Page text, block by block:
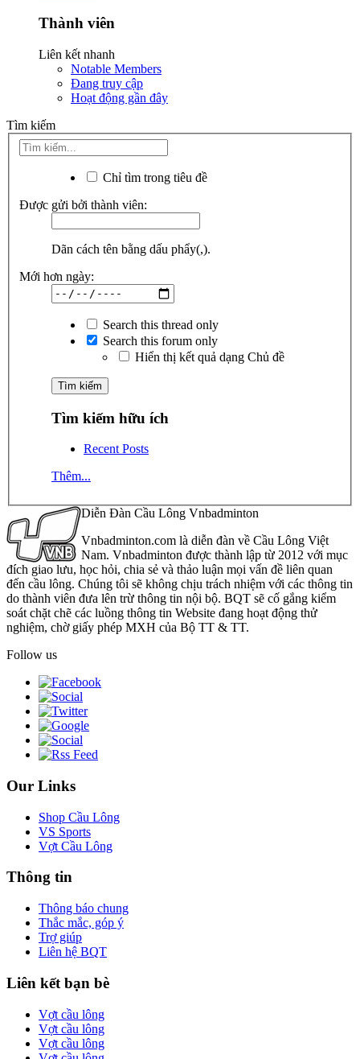
Thành viên
Liên kết nhanh
Notable Members
Đang truy cập
Hoạt động gần đây
Tìm kiếm
Chỉ tìm trong tiêu đề
Được gửi bởi thành viên:
Dãn cách tên bằng dấu phẩy(,).
Mới hơn ngày:
Search this thread only
Search this forum only
Hiển thị kết quả dạng Chủ đề
Tìm kiếm hữu ích
Recent Posts
Thêm...
Diễn Đàn Cầu Lông Vnbadminton
Vnbadminton.com là diễn đàn về Cầu Lông Việt
Nam. Vnbadminton được thành lập từ 2012 với mục
đích giao lưu, học hỏi, chia sẻ và thảo luận mọi vấn đề liên quan
đến cầu lông. Chúng tôi sẽ không chịu trách nhiệm với các thông tin
do thành viên đưa lên trừ thông tin nội bộ. BQT sẽ cố gắng kiểm
soát chặt chẽ các luồng thông tin Website đang hoạt động thử
nghiệm, chờ giấy phép MXH của Bộ TT & TT.
Follow us
Our Links
Shop Cầu Lông
VS Sports
Vợt Cầu Lông
Thông tin
Thông báo chung
Thắc mắc, góp ý
Trợ giúp
Liên hệ BQT
Liên kết bạn bè
Vợt cầu lông
Vợt cầu lông
Vợt cầu lông